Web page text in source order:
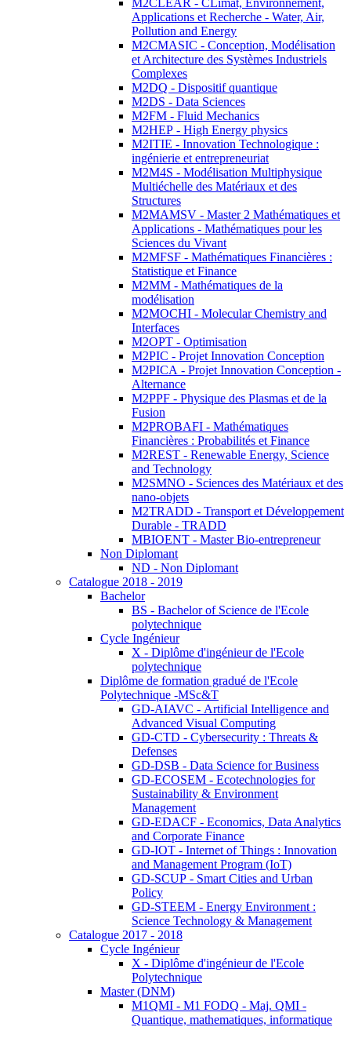
M2CLEAR - CLimat, Environnement,
Applications et Recherche - Water, Air,
Pollution and Energy
M2CMASIC - Conception, Modélisation
et Architecture des Systèmes Industriels
Complexes
M2DQ - Dispositif quantique
M2DS - Data Sciences
M2FM - Fluid Mechanics
M2HEP - High Energy physics
M2ITIE - Innovation Technologique :
ingénierie et entrepreneuriat
M2M4S - Modélisation Multiphysique
Multiéchelle des Matériaux et des
Structures
M2MAMSV - Master 2 Mathématiques et
Applications - Mathématiques pour les
Sciences du Vivant
M2MFSF - Mathématiques Financières :
Statistique et Finance
M2MM - Mathématiques de la
modélisation
M2MOCHI - Molecular Chemistry and
Interfaces
M2OPT - Optimisation
M2PIC - Projet Innovation Conception
M2PICA - Projet Innovation Conception -
Alternance
M2PPF - Physique des Plasmas et de la
Fusion
M2PROBAFI - Mathématiques
Financières : Probabilités et Finance
M2REST - Renewable Energy, Science
and Technology
M2SMNO - Sciences des Matériaux et des
nano-objets
M2TRADD - Transport et Développement
Durable - TRADD
MBIOENT - Master Bio-entrepreneur
Non Diplomant
ND - Non Diplomant
Catalogue 2018 - 2019
Bachelor
BS - Bachelor of Science de l'Ecole
polytechnique
Cycle Ingénieur
X - Diplôme d'ingénieur de l'Ecole
polytechnique
Diplôme de formation gradué de l'Ecole
Polytechnique -MSc&T
GD-AIAVC - Artificial Intelligence and
Advanced Visual Computing
GD-CTD - Cybersecurity : Threats &
Defenses
GD-DSB - Data Science for Business
GD-ECOSEM - Ecotechnologies for
Sustainability & Environment
Management
GD-EDACF - Economics, Data Analytics
and Corporate Finance
GD-IOT - Internet of Things : Innovation
and Management Program (IoT)
GD-SCUP - Smart Cities and Urban
Policy
GD-STEEM - Energy Environment :
Science Technology & Management
Catalogue 2017 - 2018
Cycle Ingénieur
X - Diplôme d'ingénieur de l'Ecole
Polytechnique
Master (DNM)
M1QMI - M1 FODQ - Maj. QMI -
Quantique, mathematiques, informatique